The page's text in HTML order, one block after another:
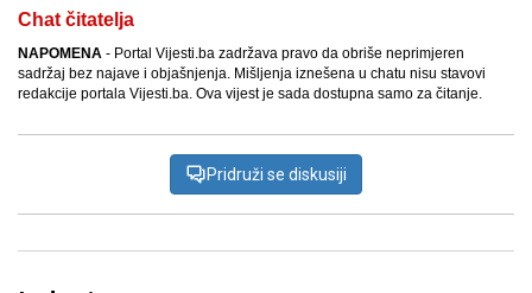
Chat čitatelja
NAPOMENA - Portal Vijesti.ba zadržava pravo da obriše neprimjeren
sadržaj bez najave i objašnjenja. Mišljenja iznešena u chatu nisu stavovi
redakcije portala Vijesti.ba. Ova vijest je sada dostupna samo za čitanje.
Pridruži se diskusiji